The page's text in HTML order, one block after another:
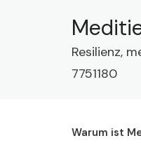
Resilienz,
7751180
Warum ist